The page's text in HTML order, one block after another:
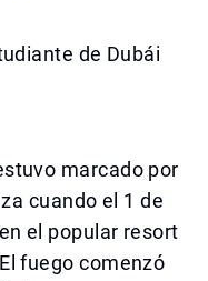
de Dubái
marcado por
cuando el 1 de
el popular resort
fuego comenzó